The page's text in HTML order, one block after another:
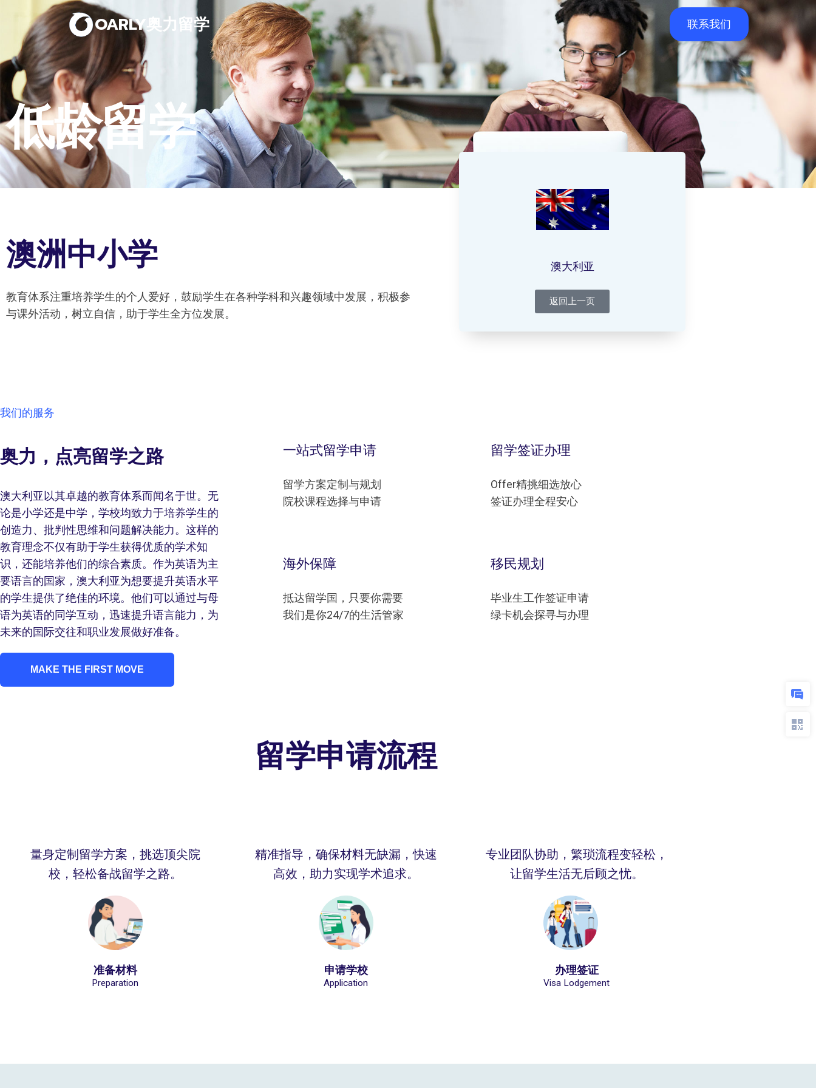
OARLY奥力留学 联系我们
低龄留学
澳洲中小学
教育体系注重培养学生的个人爱好，鼓励学生在各种学科和兴趣领域中发展，积极参
与课外活动，树立自信，助于学生全方位发展。
澳大利亚
返回上一页
我们的服务
奥力，点亮留学之路
澳大利亚以其卓越的教育体系而闻名于世。无
论是小学还是中学，学校均致力于培养学生的
创造力、批判性思维和问题解决能力。这样的
教育理念不仅有助于学生获得优质的学术知
识，还能培养他们的综合素质。作为英语为主
要语言的国家，澳大利亚为想要提升英语水平
的学生提供了绝佳的环境。他们可以通过与母
语为英语的同学互动，迅速提升语言能力，为
未来的国际交往和职业发展做好准备。
MAKE THE FIRST MOVE
一站式留学申请
留学方案定制与规划
院校课程选择与申请
留学签证办理
Offer精挑细选放心
签证办理全程安心
海外保障
抵达留学国，只要你需要
我们是你24/7的生活管家
移民规划
毕业生工作签证申请
绿卡机会探寻与办理
留学申请流程
量身定制留学方案，挑选顶尖院
校，轻松备战留学之路。
准备材料
Preparation
精准指导，确保材料无缺漏，快速
高效，助力实现学术追求。
申请学校
Application
专业团队协助，繁琐流程变轻松，
让留学生活无后顾之忧。
办理签证
Visa Lodgement